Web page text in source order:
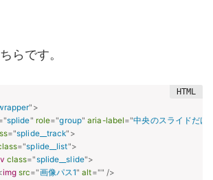
らです。
" >
"splide" role="group" aria-label="中央のスライドだけ
="splide__track" >
="splide__list">
class="splide__slide">
img src="画像パス1" alt="" />